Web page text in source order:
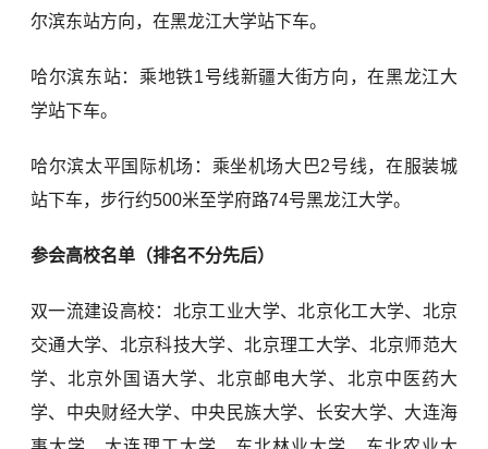
尔滨东站方向，在黑龙江大学站下车。
哈尔滨东站：乘地铁1号线新疆大街方向，在黑龙江大
学站下车。
哈尔滨太平国际机场：乘坐机场大巴2号线，在服装城
站下车，步行约500米至学府路74号黑龙江大学。
参会高校名单（排名不分先后）
双一流建设高校：北京工业大学、北京化工大学、北京
交通大学、北京科技大学、北京理工大学、北京师范大
学、北京外国语大学、北京邮电大学、北京中医药大
学、中央财经大学、中央民族大学、长安大学、大连海